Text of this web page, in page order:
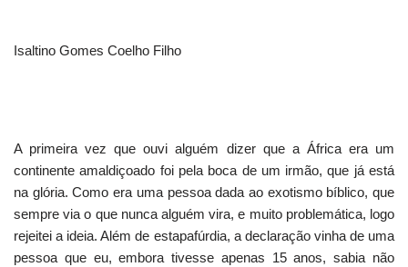
Isaltino Gomes Coelho Filho
A primeira vez que ouvi alguém dizer que a África era um
continente amaldiçoado foi pela boca de um irmão, que já está
na glória. Como era uma pessoa dada ao exotismo bíblico, que
sempre via o que nunca alguém vira, e muito problemática, logo
rejeitei a ideia. Além de estapafúrdia, a declaração vinha de uma
pessoa que eu, embora tivesse apenas 15 anos, sabia não